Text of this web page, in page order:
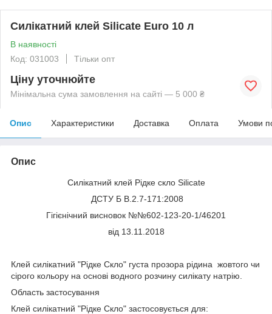
Силікатний клей Silicate Euro 10 л
В наявності
Код: 031003
Тільки опт
Ціну уточнюйте
Мінімальна сума замовлення на сайті — 5 000 ₴
Опис Характеристики Доставка Оплата Умови
Опис
Силікатний клей Рідке скло Silicate
ДСТУ Б В.2.7-171:2008
Гігієнічний висновок №№602-123-20-1/46201
від 13.11.2018
Клей силікатний "Рідке Скло" густа прозора рідина жовтого чи
сірого кольору на основі водного розчину силікату натрію.
Область застосування
Клей силікатний "Рідке Скло" застосовується для: